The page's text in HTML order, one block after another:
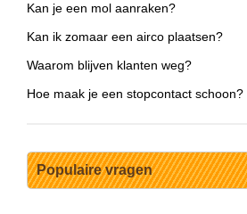
Kan je een mol aanraken?
Kan ik zomaar een airco plaatsen?
Waarom blijven klanten weg?
Hoe maak je een stopcontact schoon?
Populaire vragen